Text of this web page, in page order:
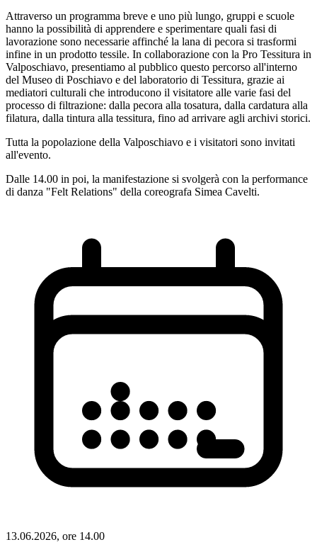
Attraverso un programma breve e uno più lungo, gruppi e scuole
hanno la possibilità di apprendere e sperimentare quali fasi di
lavorazione sono necessarie affinché la lana di pecora si trasformi
infine in un prodotto tessile. In collaborazione con la Pro Tessitura in
Valposchiavo, presentiamo al pubblico questo percorso all'interno
del Museo di Poschiavo e del laboratorio di Tessitura, grazie ai
mediatori culturali che introducono il visitatore alle varie fasi del
processo di filtrazione: dalla pecora alla tosatura, dalla cardatura alla
filatura, dalla tintura alla tessitura, fino ad arrivare agli archivi storici.
Tutta la popolazione della Valposchiavo e i visitatori sono invitati
all'evento.
Dalle 14.00 in poi, la manifestazione si svolgerà con la performance
di danza "Felt Relations" della coreografa Simea Cavelti.
13.06.2026, ore 14.00